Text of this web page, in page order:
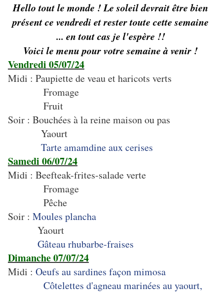
Hello tout le monde ! Le soleil devrait être bien
présent ce vendredi et rester toute cette semaine
... en tout cas je l'espère !!
Voici le menu pour votre semaine à venir !
Vendredi 05/07/24
Midi : Paupiette de veau et haricots verts
Fromage
Fruit
Soir : Bouchées à la reine maison ou pas
Yaourt
Tarte amamdine aux cerises
Samedi 06/07/24
Midi : Beefteak-frites-salade verte
Fromage
Pêche
Soir : Moules plancha
Yaourt
Gâteau rhubarbe-fraises
Dimanche 07/07/24
Midi : Oeufs au sardines façon mimosa
Côtelettes d'agneau marinées au yaourt,